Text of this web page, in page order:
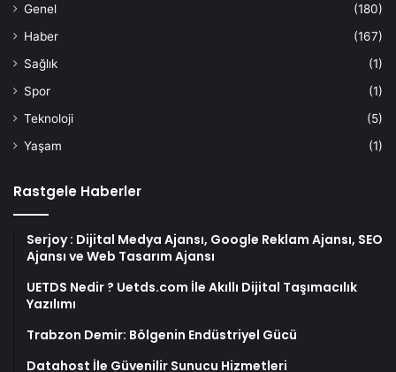
Genel
(180)
Haber
(167)
Sağlık
(1)
Spor
(1)
Teknoloji
(5)
Yaşam
(1)
Rastgele Haberler
Serjoy : Dijital Medya Ajansı, Google Reklam Ajansı, SEO
Ajansı ve Web Tasarım Ajansı
UETDS Nedir ? Uetds.com İle Akıllı Dijital Taşımacılık
Yazılımı
Trabzon Demir: Bölgenin Endüstriyel Gücü
Datahost İle Güvenilir Sunucu Hizmetleri